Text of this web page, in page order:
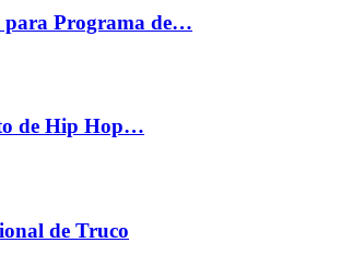
para Programa de…
de Hip Hop…
de Truco